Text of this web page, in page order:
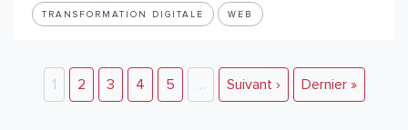
TRANSFORMATION DIGITALE WEB
1 2 3 4 5 … Suivant › Dernier »